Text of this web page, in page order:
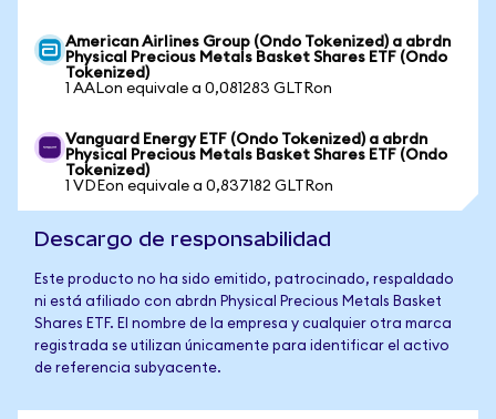
American Airlines Group (Ondo Tokenized) a abrdn
Physical Precious Metals Basket Shares ETF (Ondo
Tokenized)
1 AALon equivale a 0,081283 GLTRon
Vanguard Energy ETF (Ondo Tokenized) a abrdn
Physical Precious Metals Basket Shares ETF (Ondo
Tokenized)
1 VDEon equivale a 0,837182 GLTRon
Descargo de responsabilidad
Este producto no ha sido emitido, patrocinado, respaldado
ni está afiliado con abrdn Physical Precious Metals Basket
Shares ETF. El nombre de la empresa y cualquier otra marca
registrada se utilizan únicamente para identificar el activo
de referencia subyacente.